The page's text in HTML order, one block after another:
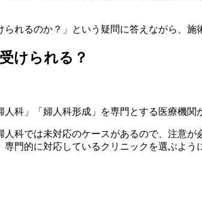
れるのか？」という疑問に答えながら、
けられる？
科」「婦人科形成」を専門とする医療機関
科では未対応のケースがあるので、注意
門的に対応しているクリニックを選ぶよう